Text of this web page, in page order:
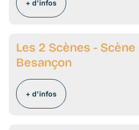
+ d'infos
Les 2 Scènes -
Besançon
+ d'infos